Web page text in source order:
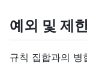
예외 및 제
규칙 집합과의 병